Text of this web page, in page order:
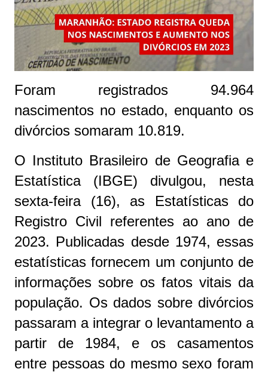
Foram registrados 94.964
nascimentos no estado, enquanto os
divórcios somaram 10.819.
O Instituto Brasileiro de Geografia e
Estatística (IBGE) divulgou, nesta
sexta-feira (16), as Estatísticas do
Registro Civil referentes ao ano de
2023. Publicadas desde 1974, essas
estatísticas fornecem um conjunto de
informações sobre os fatos vitais da
população. Os dados sobre divórcios
passaram a integrar o levantamento a
partir de 1984, e os casamentos
entre pessoas do mesmo sexo foram